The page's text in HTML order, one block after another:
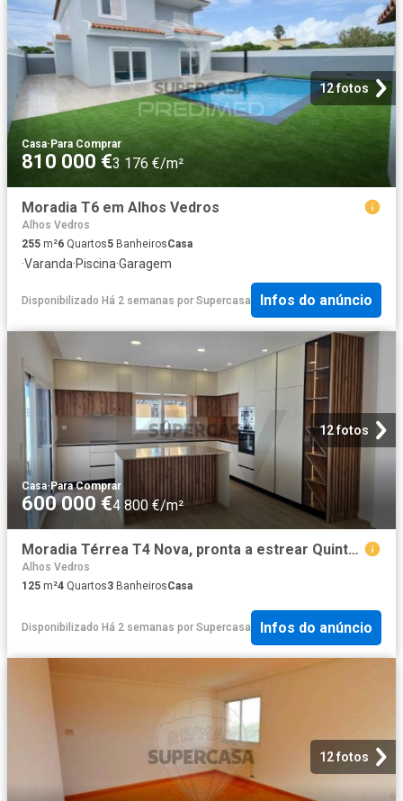
12 fotos
Casa· Para Comprar
810 000 €3 176 €/m²
Moradia T6 em Alhos Vedros
Alhos Vedros
255 m²6 Quartos5 BanheirosCasa
·Varanda·Piscina·Garagem
Disponibilizado Há 2 semanas por Supercasa Infos do anúncio
12 fotos
Casa·Para Comprar
600 000 €4 800 €/m²
Moradia Térrea T4 Nova, pronta a estrear Quinta do Anjo, Palmela
Alhos Vedros
125 m²4 Quartos3 BanheirosCasa
Disponibilizado Há 2 semanas por Supercasa Infos do anúncio
12 fotos